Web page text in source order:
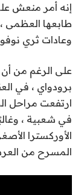
إنه أمر منعش
طابعها العظمى
وعادات ثري نوفو
على الرغم من
برودواي ، في
ارتفعت مراحل
في شعبية ،
الأوركسترا
المسرح من